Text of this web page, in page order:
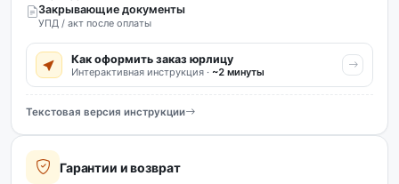
Закрывающие документы
УПД / акт после оплаты
Как оформить заказ юрлицу
Интерактивная инструкция · ~2 минуты
Текстовая версия инструкции
Гарантии и возврат